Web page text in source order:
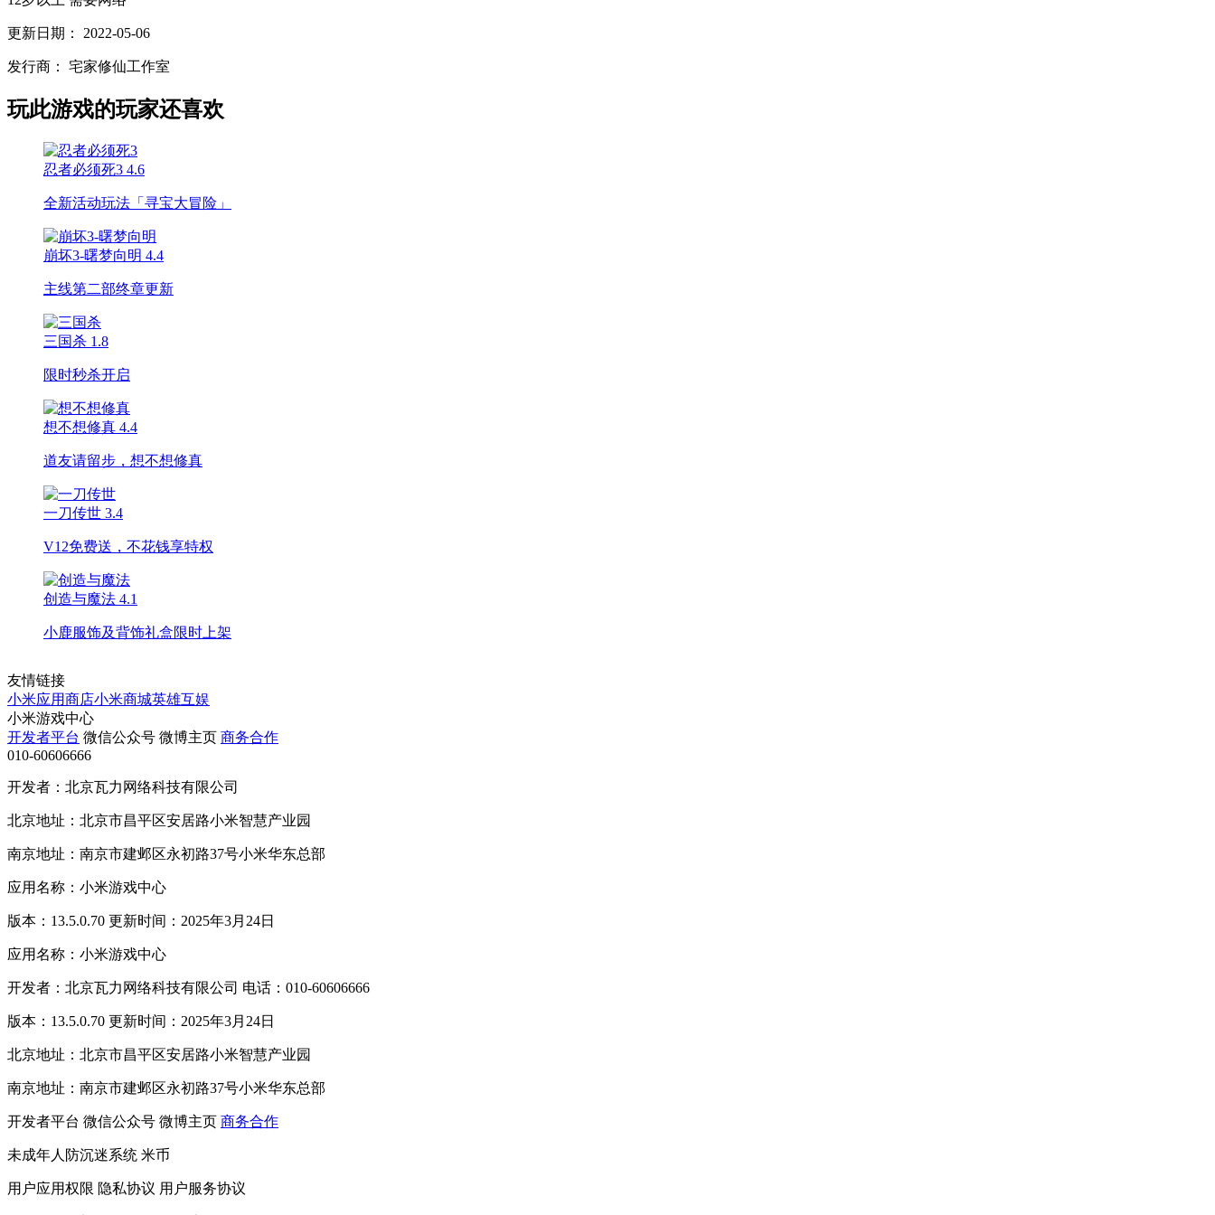
更新日期： 2022-05-06
发行商： 宅家修仙工作室
玩此游戏的玩家还喜欢
忍者必须死3 4.6
全新活动玩法「寻宝大冒险」
崩坏3-曙梦向明 4.4
主线第二部终章更新
三国杀 1.8
限时秒杀开启
想不想修真 4.4
道友请留步，想不想修真
一刀传世 3.4
V12免费送，不花钱享特权
创造与魔法 4.1
小鹿服饰及背饰礼盒限时上架
友情链接
小米应用商店小米商城英雄互娱
小米游戏中心
开发者平台 微信公众号 微博主页 商务合作
010-60606666
开发者：北京瓦力网络科技有限公司
北京地址：北京市昌平区安居路小米智慧产业园
南京地址：南京市建邺区永初路37号小米华东总部
应用名称：小米游戏中心
版本：13.5.0.70 更新时间：2025年3月24日
应用名称：小米游戏中心
开发者：北京瓦力网络科技有限公司 电话：010-60606666
版本：13.5.0.70 更新时间：2025年3月24日
北京地址：北京市昌平区安居路小米智慧产业园
南京地址：南京市建邺区永初路37号小米华东总部
开发者平台 微信公众号 微博主页 商务合作
未成年人防沉迷系统 米币
用户应用权限 隐私协议 用户服务协议